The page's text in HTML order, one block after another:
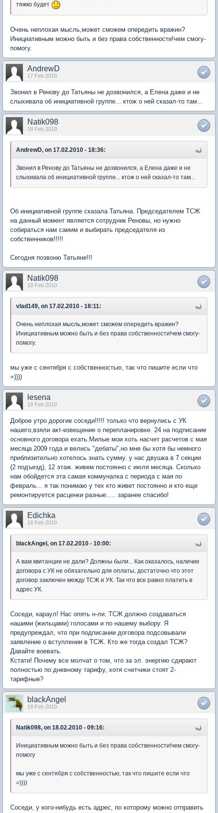
тяжко будет
Очень неплохая мысль,может сможем опередить вражин?
Инициативным можно быть и без права собственности!чем смогу-
помогу.
AndrewD
17 Feb 2010
Звонил в Ренову до Татьяны не дозвонился, а Елена даже и не
слыхивала об инициативной группе... ктож о ней сказал-то там...
Natik098
18 Feb 2010
AndrewD, on 17.02.2010 - 18:36:
Звонил в Ренову до Татьяны не дозвонился, а Елена даже и не
слыхивала об инициативной группе... ктож о ней сказал-то там...
Об инициативной группе сказала Татьяна. Председателем ТСЖ
на данный момент является сотрудник Реновы, но нужно
собираться нам самим и выбирать председателя из
собственников!!!!!
Сегодня позвоню Татьяне!!!
Natik098
18 Feb 2010
vlad149, on 17.02.2010 - 18:11:
Очень неплохая мысль,может сможем опередить вражин?
Инициативным можно быть и без права собственности!чем смогу-
помогу.
мы уже с сентября с собственностью, так что пишите если что
=))))
lesena
18 Feb 2010
Доброе утро дорогие соседи!!!!! только что вернулись с УК
нашего,взяли акт-извещение о перепланировке. 24 на подписание
основного договора ехать.Милые мои хоть насчет расчетов с мая
месяца 2009 года и велись "дебаты",но мне бы хотя бы немного
приблизительно хотелось знать сумму. у нас двушка в 7 секции
(2 подъезд), 12 этаж. живем постоянно с июля месяца. Сколько
нам обойдется эта самая коммуналка с периода с мая по
февраль... я так понимаю у тех кто живет постоянно и кто еще
ремонтируется расценки разные..... заранее спасибо!
Edichka
18 Feb 2010
blackAngel, on 17.02.2010 - 10:00:
А вам квитанции не дали? Должны были... Как оказалось, наличие
договора с УК не обязательно для оплаты, достаточно что этот
договор заключен между ТСЖ и УК. Так что все равно платить в
адрес УК.
Соседи, караул! Нас опять н-ли. ТСЖ должно создаваться
нашими (жильцами) голосами и по нашему выбору. Я
предупреждал, что при подписании договора подсовывали
заявление о вступлении в ТСЖ. Кто же тогда создал ТСЖ?
Давайте воевать.
Кстати! Почему все молчат о том, что за эл. энергию сдирают
полностью по дневному тарифу, хотя счетчики стоят 2-
тарифные?
blackAngel
18 Feb 2010
Natik098, on 18.02.2010 - 09:16:
Инициативным можно быть и без права собственности!чем смогу-
помогу
мы уже с сентября с собственностью, так что пишите если что
=))))
Соседи, у кого-нибудь есть адрес, по которому можно отправить